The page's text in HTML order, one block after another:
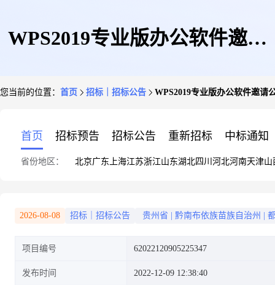
WPS2019专业版办公软件邀请
您当前的位置： 首页 招标｜招标公告 WPS2019专业版办公软件邀请
首页 招标预告 招标公告 重新招标 中标通知
省份地区： 北京广东 上海江苏浙江山东湖北四川 河北河南天津山
2026-08-08 招标｜招标公告 贵州省 黔南布依族苗族自治州
项目编号 62022120905225347
发布时间 2022-12-09 12:38:40